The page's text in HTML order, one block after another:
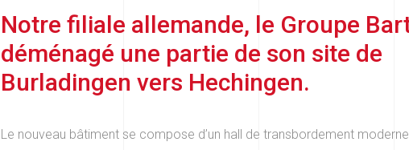
Notre filiale allemande, le Groupe
déménagé une partie de son site de
Burladingen vers Hechingen.
Le nouveau bâtiment se compose d’un hall de transbordement